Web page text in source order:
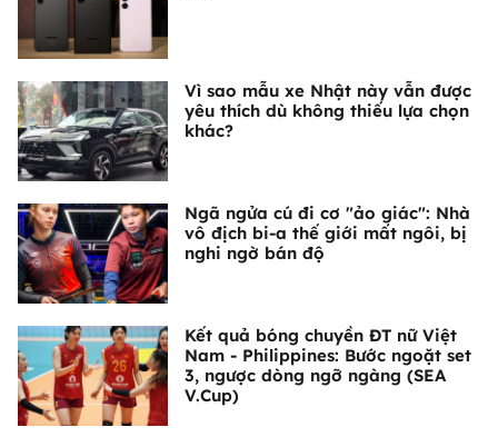
Vì sao mẫu xe Nhật này vẫn được
yêu thích dù không thiếu lựa chọn
khác?
Ngã ngửa cú đi cơ "ảo giác": Nhà
vô địch bi-a thế giới mất ngôi, bị
nghi ngờ bán độ
Kết quả bóng chuyền ĐT nữ Việt
Nam - Philippines: Bước ngoặt set
3, ngược dòng ngỡ ngàng (SEA
V.Cup)